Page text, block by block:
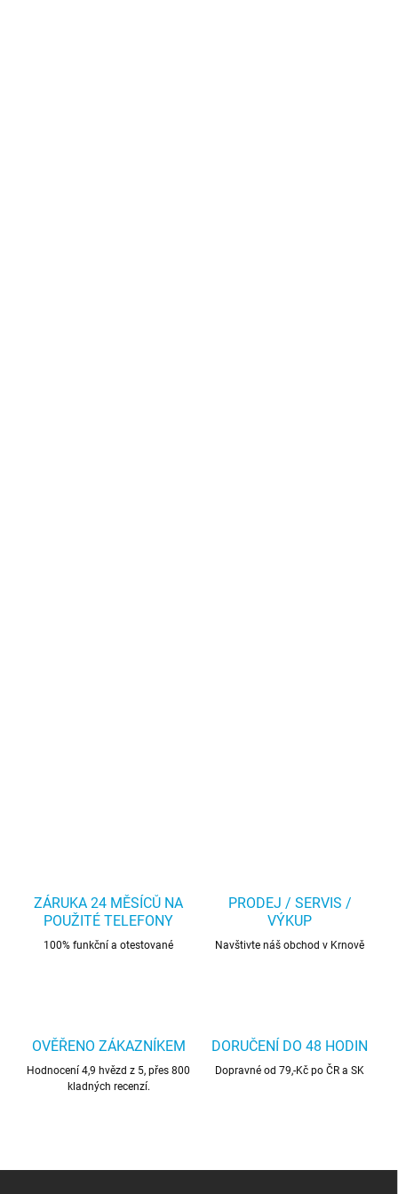
ZÁRUKA 24 MĚSÍCŮ NA
POUŽITÉ TELEFONY
100% funkční a otestované
PRODEJ / SERVIS /
VÝKUP
Navštivte náš obchod v Krnově
OVĚŘENO ZÁKAZNÍKEM
Hodnocení 4,9 hvězd z 5, přes 800
kladných recenzí.
DORUČENÍ DO 48 HODIN
Dopravné od 79,-Kč po ČR a SK